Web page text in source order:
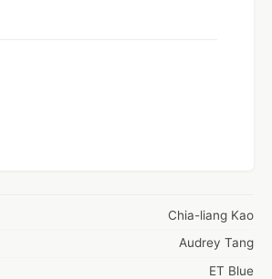
Chia-liang Kao
Audrey Tang
ET Blue